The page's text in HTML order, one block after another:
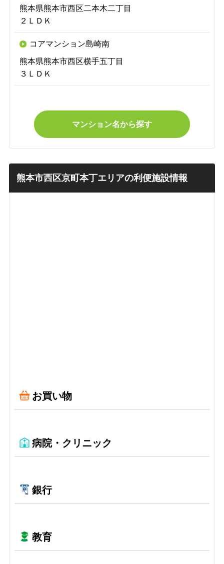
熊本県熊本市西区二本木二丁目
２ＬＤＫ
コアマンション島崎南
熊本県熊本市西区横手五丁目
３ＬＤＫ
マンション名から探す
熊本市西区京町本丁エリアの利便施設情報
お買い物
病院・クリニック
銀行
教育